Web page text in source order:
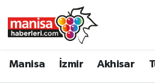
Manisa İzmir Akhisar
Manisa Nöbetçi Eczaneler